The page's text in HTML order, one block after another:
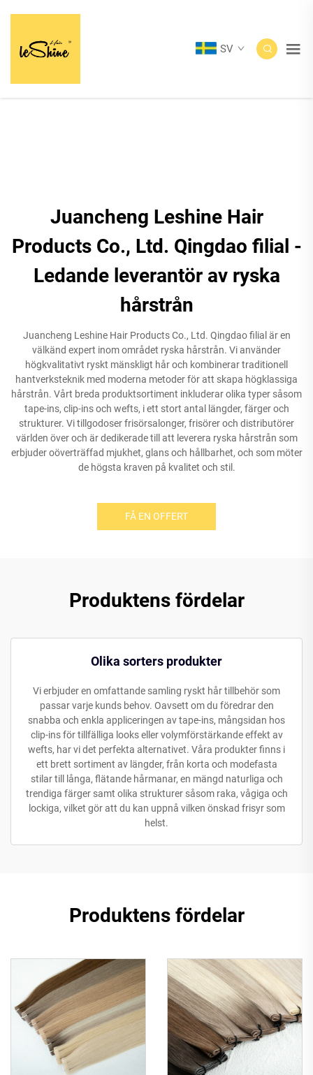
SV
Juancheng Leshine Hair
Products Co., Ltd. Qingdao filial -
Ledande leverantör av ryska
hårstrån
Juancheng Leshine Hair Products Co., Ltd. Qingdao filial är en
välkänd expert inom området ryska hårstrån. Vi använder
högkvalitativt ryskt mänskligt hår och kombinerar traditionell
hantverksteknik med moderna metoder för att skapa högklassiga
hårstrån. Vårt breda produktsortiment inkluderar olika typer såsom
tape-ins, clip-ins och wefts, i ett stort antal längder, färger och
strukturer. Vi tillgodoser frisörsalonger, frisörer och distributörer
världen över och är dedikerade till att leverera ryska hårstrån som
erbjuder oöverträffad mjukhet, glans och hållbarhet, och som möter
de högsta kraven på kvalitet och stil.
FÅ EN OFFERT
Produktens fördelar
Olika sorters produkter
Vi erbjuder en omfattande samling ryskt hår tillbehör som
passar varje kunds behov. Oavsett om du föredrar den
snabba och enkla appliceringen av tape-ins, mångsidan hos
clip-ins för tillfälliga looks eller volymförstärkande effekt av
wefts, har vi det perfekta alternativet. Våra produkter finns i
ett brett sortiment av längder, från korta och modefasta
stilar till långa, flätande hårmanar, en mängd naturliga och
trendiga färger samt olika strukturer såsom raka, vågiga och
lockiga, vilket gör att du kan uppnå vilken önskad frisyr som
helst.
Produktens fördelar